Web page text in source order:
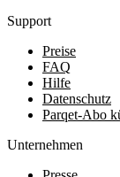
Support
Preise
FAQ
Hilfe
Datenschutz
Parqet-Abo
Unternehmen